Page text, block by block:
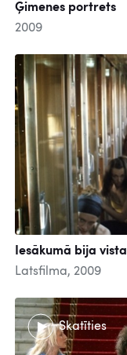
Ģimenes portrets
2009
Iesākumā bija vista
Latsfilma, 2009
Skatīties